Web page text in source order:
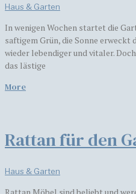
Haus & Garten
In wenigen Wochen startet die
saftigem Grün, die Sonne erweckt
wieder lebendiger und vitaler.
das lästige
More
Rattan für den
Haus & Garten